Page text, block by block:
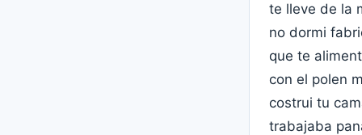
te lleve de la
no dormi
que te
con el polen
costrui tu
trabajaba